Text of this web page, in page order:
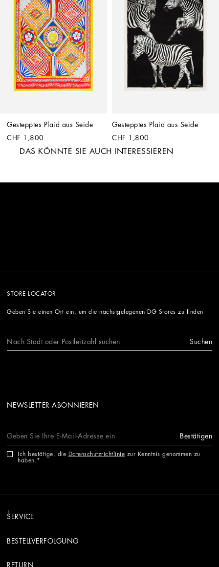
Gestepptes Plaid aus Seide
CHF 1,800
Gestepptes Plaid aus Seide
CHF 1,800
DAS KÖNNTE SIE AUCH INTERESSIEREN
STORE LOCATOR
Geben Sie einen Ort ein, um die nächstgelegenen DG Stores zu finden
Suchen
NEWSLETTER ABONNIEREN
Bestätigen
Ich bestätige, die Datenschutzrichtlinie zur Kenntnis genommen zu
haben.
SERVICE
BESTELLVERFOLGUNG
RETURN